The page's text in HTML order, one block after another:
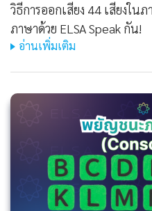
วิธีการออกเสียง 44 เสียงใน
ภาษาด้วย ELSA Speak กัน!
อ่านเพิ่มเติม